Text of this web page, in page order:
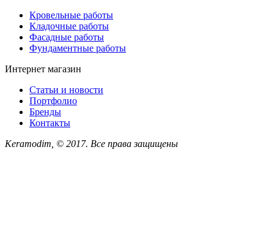
Кровельные работы
Кладочные работы
Фасадные работы
Фундаментные работы
Интернет магазин
Статьи и новости
Портфолио
Бренды
Контакты
Keramodim, © 2017. Все права защищены